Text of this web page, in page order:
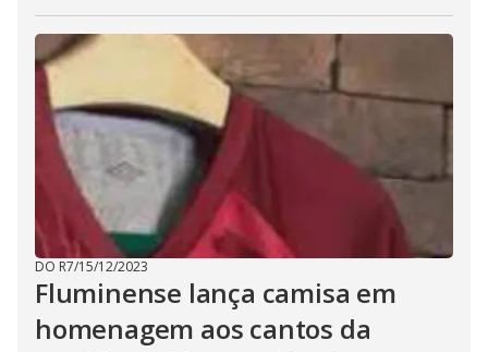
DO R7/15/12/2023
Fluminense lança camisa em
homenagem aos cantos da